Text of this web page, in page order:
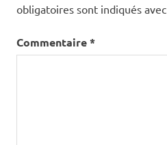
obligatoires sont indiqués avec
Commentaire*